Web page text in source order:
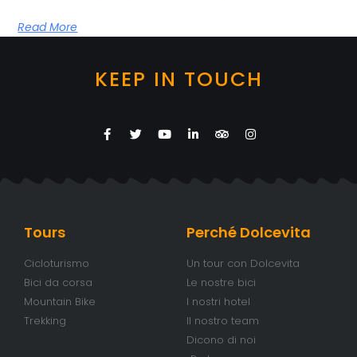
Read More
KEEP IN TOUCH
Tours
Cicloturismo
Bici da corsa
Mountain Bike
Trekking
Perché Dolcevita
Un tour con Dolcevita
Le nostre bici
I nostri hotel
Il nostro team
Dicono di noi